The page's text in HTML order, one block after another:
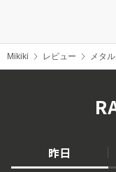
Mikiki レビュー メタル
昨日